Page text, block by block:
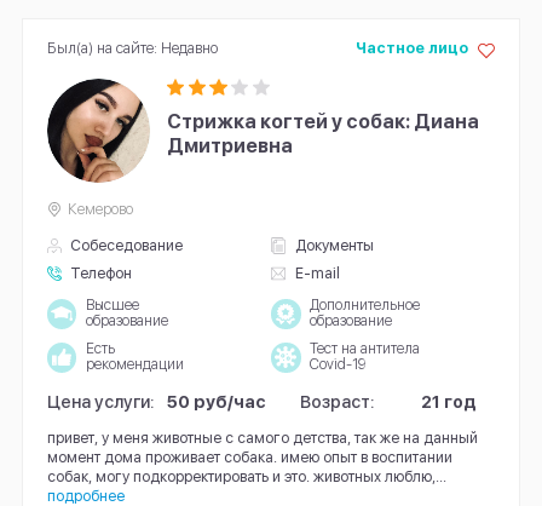
Стрижка когтей у собак: Диана
Дмитриевна
Собеседование
Документы
Телефон
E-mail
Частное лицо
Кемерово
Высшее
образование
Дополнительное
образование
Есть
рекомендации
Тест на антитела
Covid-19
Цена услуги: 50 руб/час Возраст: 21 год
привет, у меня животные с самого детства, так же на данный
момент дома проживает собака. имею опыт в воспитании
собак, могу подкорректировать и это. животных люблю,...
подробнее
Был(а) на сайте: Недавно